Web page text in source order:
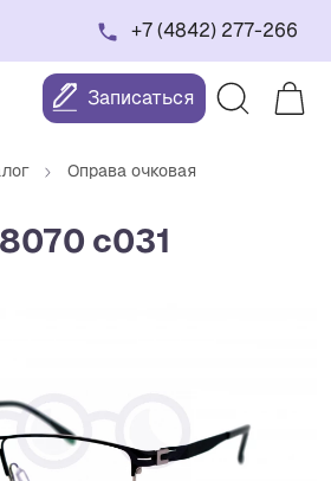
+7 (4842) 277-266
Записаться
Оправа очковая
c031